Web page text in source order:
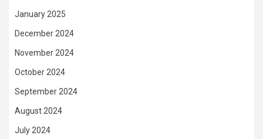
January 2025
December 2024
November 2024
October 2024
September 2024
August 2024
July 2024